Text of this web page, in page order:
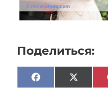
Поделиться:
Facebook X
(Twitter)